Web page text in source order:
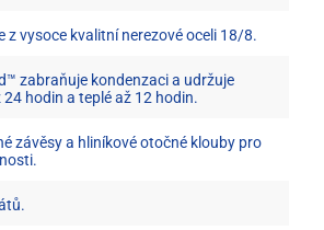
z vysoce kvalitní nerezové oceli 18/8.
zabraňuje kondenzaci a udržuje
hodin a teplé až 12 hodin.
závěsy a hliníkové otočné klouby pro